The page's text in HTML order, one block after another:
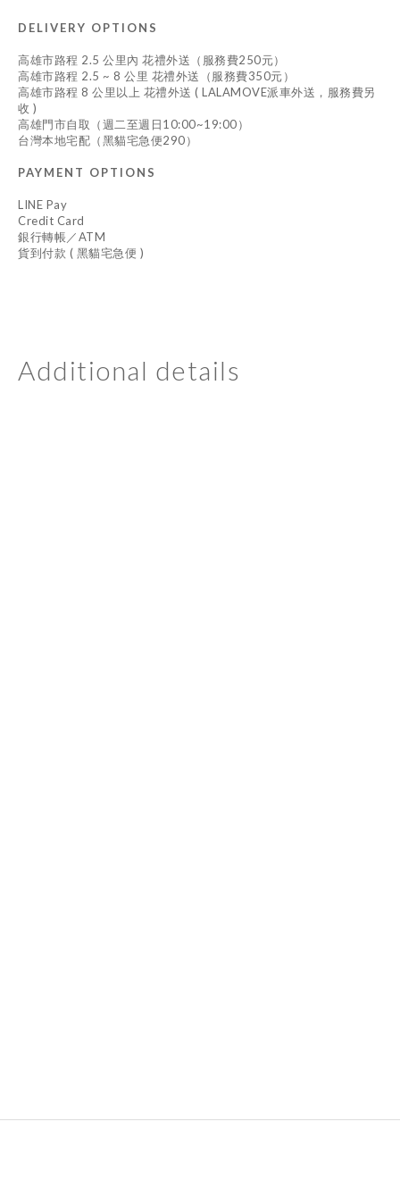
DELIVERY OPTIONS
高雄市路程 2.5 公里內 花禮外送（服務費250元）
高雄市路程 2.5 ~ 8 公里 花禮外送（服務費350元）
高雄市路程 8 公里以上 花禮外送 ( LALAMOVE派車外送，服務費另
收 )
高雄門市自取（週二至週日10:00~19:00）
台灣本地宅配（黑貓宅急便290）
PAYMENT OPTIONS
LINE Pay
Credit Card
銀行轉帳／ATM
貨到付款 ( 黑貓宅急便 )
Additional details